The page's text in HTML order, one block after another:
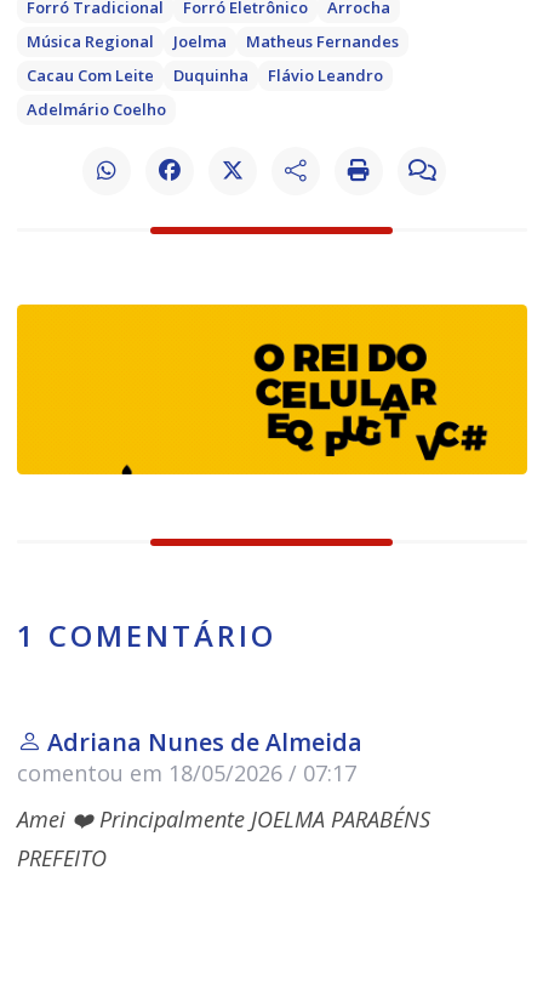
Forró Tradicional
Forró Eletrônico
Arrocha
Música Regional
Joelma
Matheus Fernandes
Cacau Com Leite
Duquinha
Flávio Leandro
Adelmário Coelho
1 COMENTÁRIO
Adriana Nunes de Almeida
comentou em 18/05/2026 / 07:17
Amei ❤️ Principalmente JOELMA PARABÉNS
PREFEITO